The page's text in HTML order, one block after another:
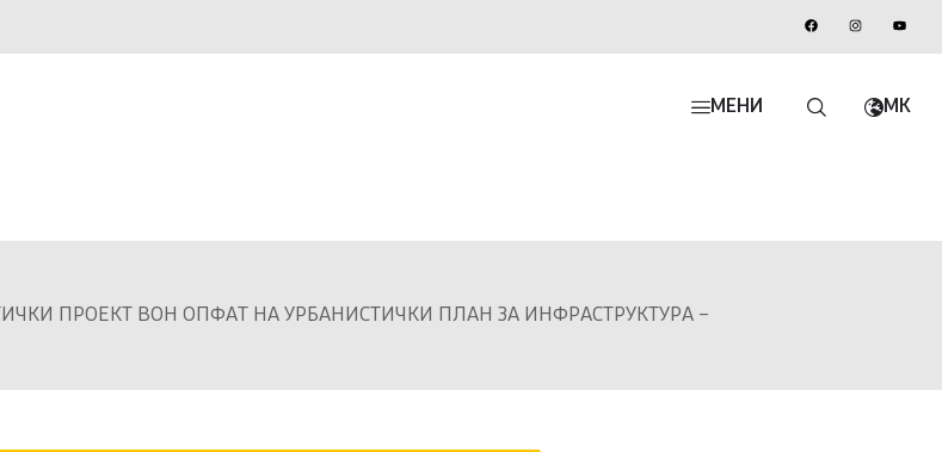
МЕНИ MK
ПРОЕКТ ВОН ОПФАТ НА УРБАНИСТИЧКИ ПЛАН ЗА ИНФРАСТРУКТУРА –